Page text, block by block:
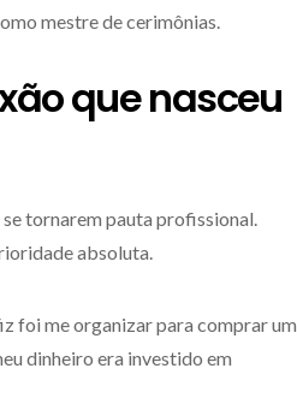
mestre de cerimônias.
que nasceu
tornarem pauta profissional.
absoluta.
foi me organizar para comprar um
dinheiro era investido em